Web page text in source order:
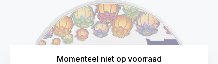
Momenteel niet op voorraad